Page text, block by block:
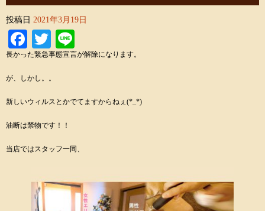
投稿日 2021年3月19日
Facebook
Twitter
長かった緊急事態宣言が解除になります。
が、しかし。。
新しいウィルスとかでてますからねぇ(*_*)
油断は禁物です！！
当店ではスタッフ一同、